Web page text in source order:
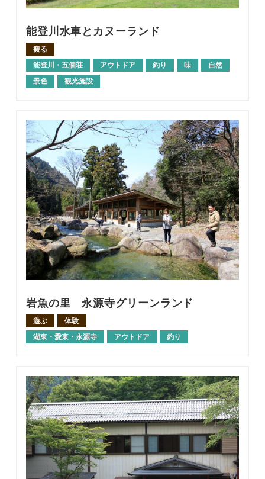
能登川水車とカヌーランド
観る
能登川・五個荘
アウトドア 釣り 味
自然
景色
観光施設
岩魚の里 永源寺グリーンランド
遊ぶ
体験
湖東・愛東・永源寺
アウトドア 釣り